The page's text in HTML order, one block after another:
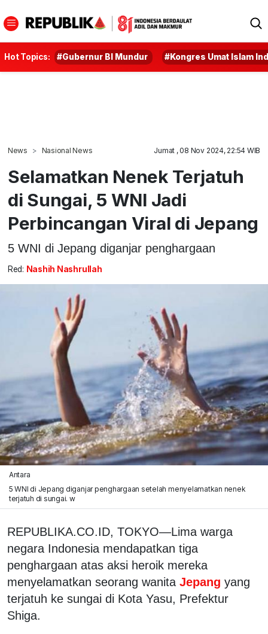
Hot Topics: #Gubernur BI Mundur #Kongres Umat Islam
News Nasional News Jumat , 08 Nov 2024, 22:54 WIB
Selamatkan Nenek Terjatuh
di Sungai, 5 WNI Jadi
Perbincangan Viral di Jepang
5 WNI di Jepang diganjar penghargaan
Red: Nashih Nashrullah
Antara
5 WNI di Jepang diganjar penghargaan setelah menyelamatkan nenek
terjatuh di sungai. w
REPUBLIKA.CO.ID, TOKYO—Lima warga
negara Indonesia mendapatkan tiga
penghargaan atas aksi heroik mereka
menyelamatkan seorang wanita Jepang yang
terjatuh ke sungai di Kota Yasu, Prefektur
Shiga.